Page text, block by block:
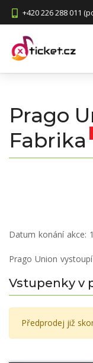
+420 226 288 011
Prago
Fabrika
Datum konání akce:
Prago Union
Vstupenky v
Předprodej již